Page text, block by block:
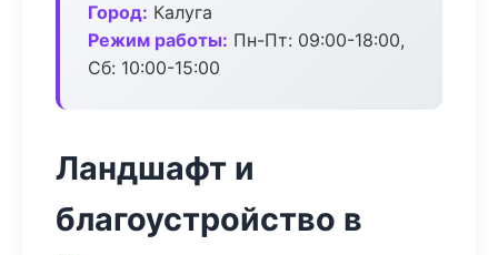
Город: Калуга
Режим работы: Пн-Пт: 09:00-18:00,
Сб: 10:00-15:00
Ландшафт и
благоустройство в